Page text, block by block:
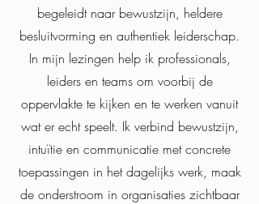
begeleidt naar bewustzijn, heldere
besluitvorming en authentiek leiderschap.
In mijn lezingen help ik professionals,
leiders en teams om voorbij de
oppervlakte te kijken en te werken vanuit
wat er echt speelt. Ik verbind bewustzijn,
intuïtie en communicatie met concrete
toepassingen in het dagelijks werk, maak
de onderstroom in organisaties zichtbaar